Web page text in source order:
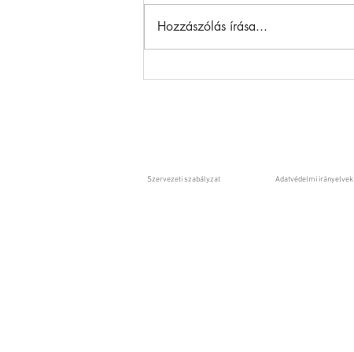
Hozzászólás írása...
Adatvédelmi irányelvek
Szervezeti szabályzat